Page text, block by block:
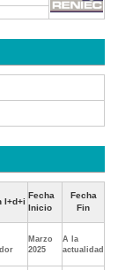
I+d+i
Fecha
Inicio
Fecha
Fin
Marzo
2025
A la
actualidad